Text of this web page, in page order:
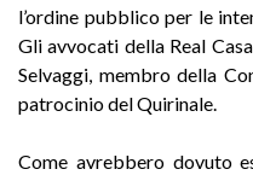
l’ordine pubblico per le
Gli avvocati della Real
Selvaggi, membro della
patrocinio del Quirinale.
Come avrebbero dovuto